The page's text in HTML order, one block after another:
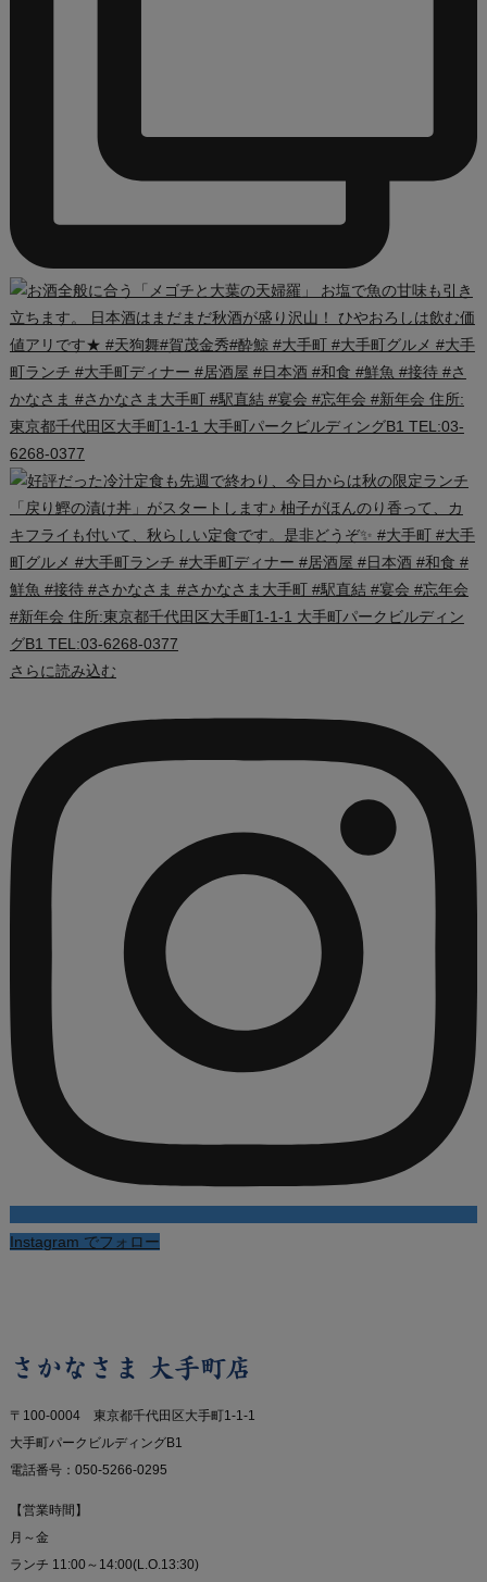
さらに読み込む
Instagram でフォロー
さかなさま 大手町店
〒100-0004 東京都千代田区大手町1-1-1
大手町パークビルディングB1
電話番号：050-5266-0295
【営業時間】
月～金
ランチ 11:00～14:00(L.O.13:30)